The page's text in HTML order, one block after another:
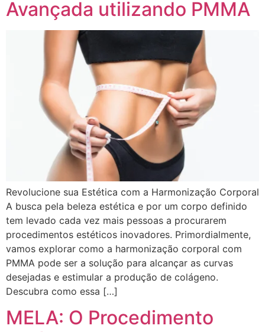
Avançada utilizando PMMA
Revolucione sua Estética com a Harmonização Corporal
A busca pela beleza estética e por um corpo definido
tem levado cada vez mais pessoas a procurarem
procedimentos estéticos inovadores. Primordialmente,
vamos explorar como a harmonização corporal com
PMMA pode ser a solução para alcançar as curvas
desejadas e estimular a produção de colágeno.
Descubra como essa […]
MELA: O Procedimento